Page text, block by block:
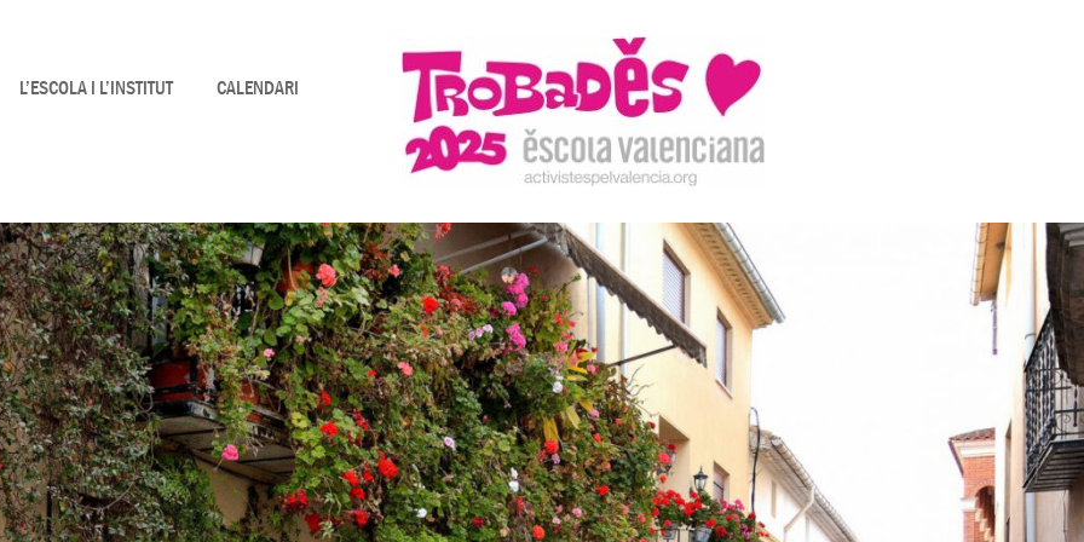
L’ESCOLA I L’INSTITUT
CALENDARI